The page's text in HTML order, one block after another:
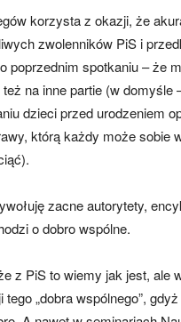
korzysta z okazji, że
zwolenników PiS i
poprzednim spotkaniu – że
też na inne partie (w domyśle
dzieci przed urodzeniem
którą każdy może sobie
zacne autorytety,
o dobro wspólne.
z PiS to wiemy jak jest, ale
tego „dobra wspólnego”,